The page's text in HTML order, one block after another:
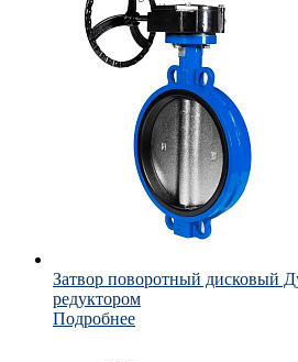
Затвор поворотный дисковый
редуктором
Подробнее